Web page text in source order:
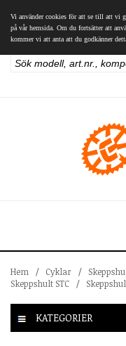
Vi använder cookies för att se till att vi
på vår hemsida. Om du fortsätter att
kommer vi att anta att du godkänner
Hem / Cyklar /
Skeppshult STC
/
KATEGORIER